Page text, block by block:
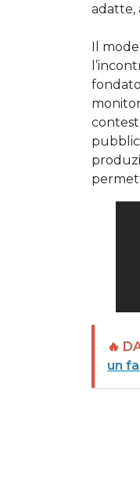
adatte,
Il
🔥
un